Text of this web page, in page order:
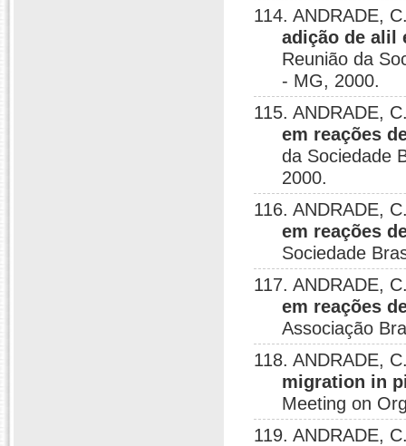
114. ANDRADE,
adição de alil
Reunião da
- MG, 2000.
115. ANDRADE,
em reações
da Sociedade
2000.
116. ANDRADE,
em reações
Sociedade
117. ANDRADE,
em reações
Associação
118. ANDRADE,
migration in
Meeting on
119. ANDRADE,